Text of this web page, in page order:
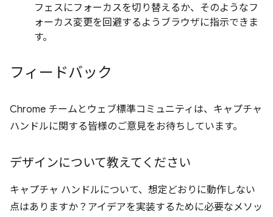
フェスにフォーカスを切り替えるか、そのようなフ
ォーカス変更を回避するようブラウザに指示できま
す。
フィードバック
Chrome チームとウェブ標準コミュニティは、キャプチャ
ハンドルに関する皆様のご意見をお待ちしています。
デザインについて教えてください
キャプチャ ハンドルについて、想定どおりに動作しない
点はありますか？アイデアを実装するために必要なメソッ